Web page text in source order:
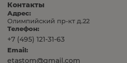
Контакты
Адрес:
Олимпийский пр-кт д.22
Телефон:
+7 (495) 121-31-63
Email:
etastom@gmail.com